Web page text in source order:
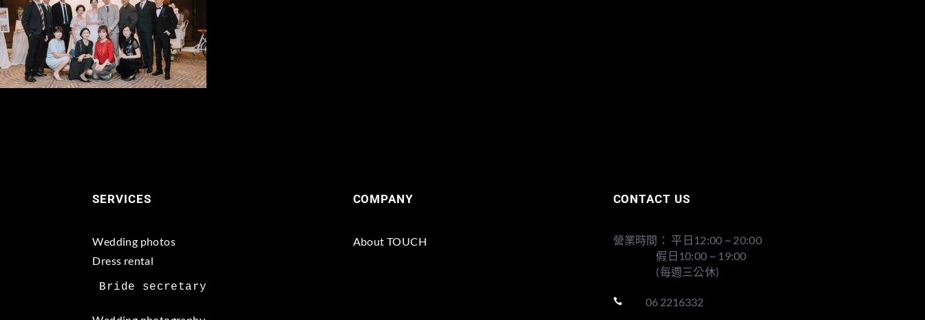
SERVICES
Wedding photos
Dress rental
COMPANY
About TOUCH
CONTACT US
營業時間： 平日12:00 ~ 20:00
假日10:00 ~ 19:00
(每週三公休)
 06 2216332